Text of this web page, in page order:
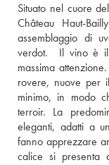
Situato nel cuore
Château Haut-
assemblaggio di
verdot.  Il vino è
massima
rovere, nuove per
minimo, in modo
terroir. La
eleganti, adatti a
fanno apprezzare
calice si presenta